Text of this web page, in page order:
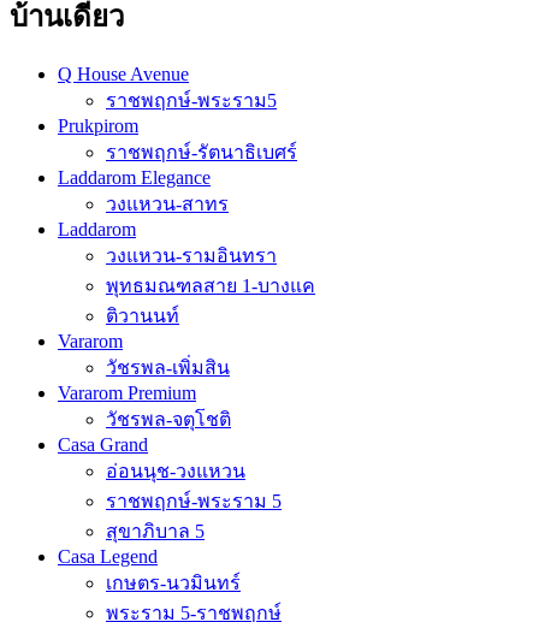
บ้านเดี่ยว
Q House Avenue
ราชพฤกษ์-พระราม5
Prukpirom
ราชพฤกษ์-รัตนาธิเบศร์
Laddarom Elegance
วงแหวน-สาทร
Laddarom
วงแหวน-รามอินทรา
พุทธมณฑลสาย 1-บางแค
ติวานนท์
Vararom
วัชรพล-เพิ่มสิน
Vararom Premium
วัชรพล-จตุโชติ
Casa Grand
อ่อนนุช-วงแหวน
ราชพฤกษ์-พระราม 5
สุขาภิบาล 5
Casa Legend
เกษตร-นวมินทร์
พระราม 5-ราชพฤกษ์